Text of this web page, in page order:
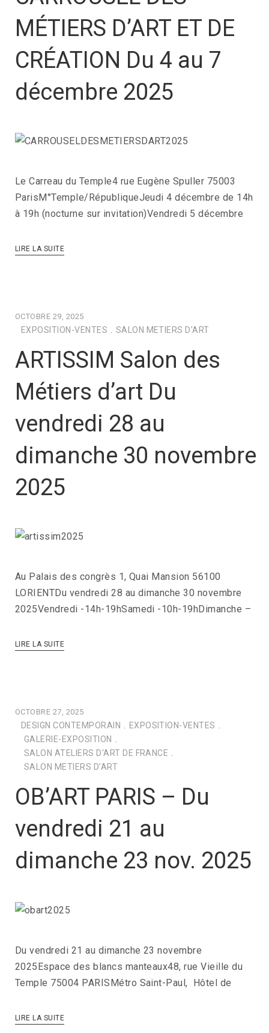
MÉTIERS D’ART ET DE
CRÉATION Du 4 au 7
décembre 2025
Le Carreau du Temple4 rue Eugène Spuller 75003
ParisM°Temple/RépubliqueJeudi 4 décembre de 14h
à 19h (nocturne sur invitation)Vendredi 5 décembre
LIRE LA SUITE
OCTOBRE 29, 2025
EXPOSITION-VENTES SALON METIERS D'ART
ARTISSIM Salon des
Métiers d’art Du
vendredi 28 au
dimanche 30 novembre
2025
Au Palais des congrès 1, Quai Mansion 56100
LORIENTDu vendredi 28 au dimanche 30 novembre
2025Vendredi -14h-19hSamedi -10h-19hDimanche –
LIRE LA SUITE
OCTOBRE 27, 2025
DESIGN CONTEMPORAIN . EXPOSITION-VENTES .
GALERIE-EXPOSITION .
SALON ATELIERS D'ART DE FRANCE .
SALON METIERS D'ART
OB’ART PARIS – Du
vendredi 21 au
dimanche 23 nov. 2025
Du vendredi 21 au dimanche 23 novembre
2025Espace des blancs manteaux48, rue Vieille du
Temple 75004 PARISMétro Saint-Paul, Hôtel de
LIRE LA SUITE